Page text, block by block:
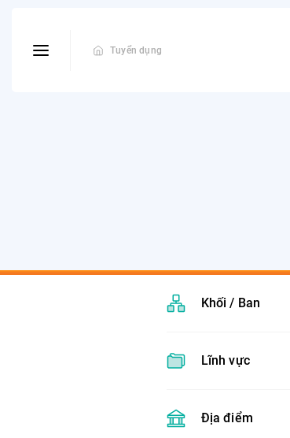
Tuyển dụng
Khối / Ban
Lĩnh vực
Địa điểm